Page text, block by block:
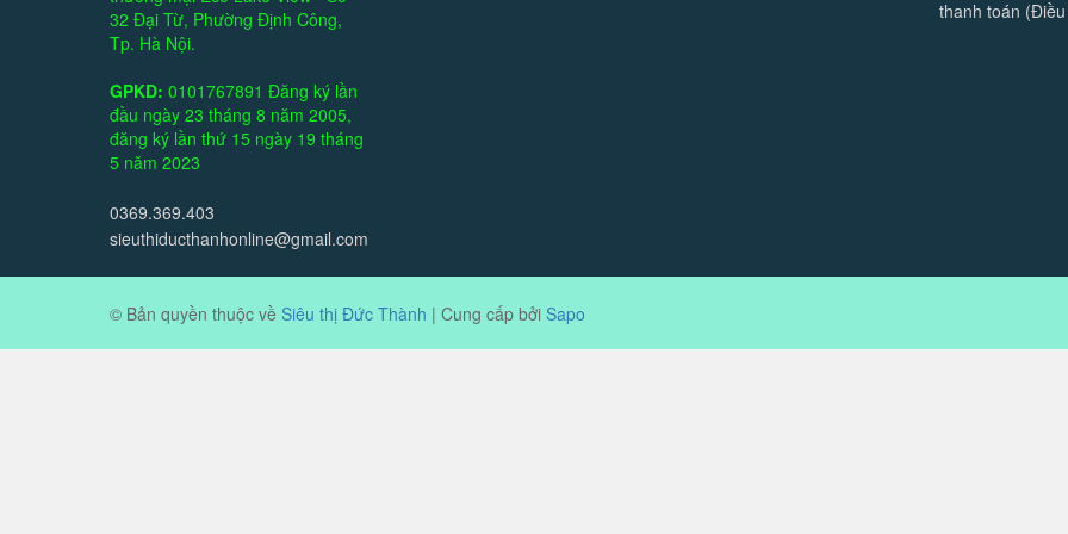
32 Đại Từ, Phường Định Công,
Tp. Hà Nội.
GPKD: 0101767891 Đăng ký lần
đầu ngày 23 tháng 8 năm 2005,
đăng ký lần thứ 15 ngày 19 tháng
5 năm 2023
0369.369.403
sieuthiducthanhonline@gmail.com
thanh toán
© Bản quyền thuộc về Siêu thị Đức Thành | Cung cấp bởi Sapo